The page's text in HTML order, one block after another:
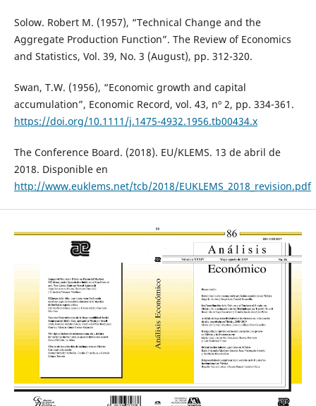
Solow. Robert M. (1957), “Technical Change and the
Aggregate Production Function”. The Review of Economics
and Statistics, Vol. 39, No. 3 (August), pp. 312-320.
Swan, T.W. (1956), “Economic growth and capital
accumulation”, Economic Record, vol. 43, nº 2, pp. 334-361.
https://doi.org/10.1111/j.1475-4932.1956.tb00434.x
The Conference Board. (2018). EU/KLEMS. 13 de abril de
2018. Disponible en
http://www.euklems.net/tcb/2018/EUKLEMS_2018_revision.pdf